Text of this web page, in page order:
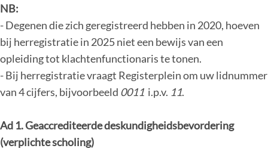
Totaal: 70
NB:
- Degenen die zich geregistreerd hebben in 2020, hoeven
bij herregistratie in 2025 niet een bewijs van een
opleiding tot klachtenfunctionaris te tonen.
- Bij herregistratie vraagt Registerplein om uw lidnummer
van 4 cijfers, bijvoorbeeld 0011 i.p.v. 11.
Ad 1. Geaccrediteerde deskundigheidsbevordering
(verplichte scholing)